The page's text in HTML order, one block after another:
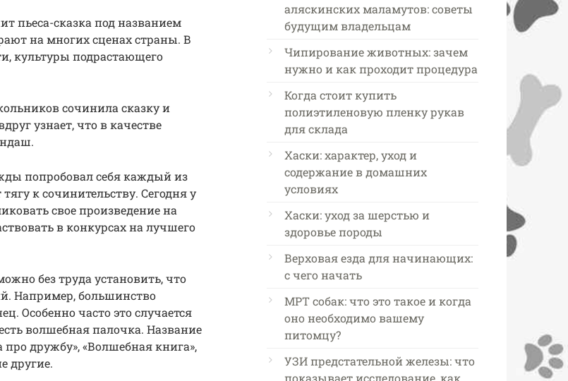
пьеса-сказка под названием
на многих сценах страны. В
культуры подрастающего
сочинила сказку и
узнает, что в качестве
попробовал себя каждый из
к сочинительству. Сегодня у
свое произведение на
в конкурсах на лучшего
без труда установить, что
Например, большинство
Особенно часто это случается
волшебная палочка. Название
дружбу», «Волшебная книга»,
другие.
аляскинских маламутов: советы
будущим владельцам
Чипирование животных: зачем
нужно и как проходит процедура
Когда стоит купить
полиэтиленовую пленку рукав
для склада
Хаски: характер, уход и
содержание в домашних
условиях
Хаски: уход за шерстью и
здоровье породы
Верховая езда для начинающих:
с чего начать
МРТ собак: что это такое и когда
оно необходимо вашему
питомцу?
УЗИ предстательной железы: что
показывает исследование, как